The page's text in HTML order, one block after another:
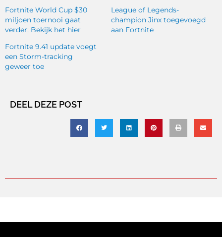
Fortnite World Cup $30
miljoen toernooi gaat
verder; Bekijk het hier
League of Legends-
champion Jinx toegevoegd
aan Fortnite
Fortnite 9.41 update voegt
een Storm-tracking
geweer toe
DEEL DEZE POST